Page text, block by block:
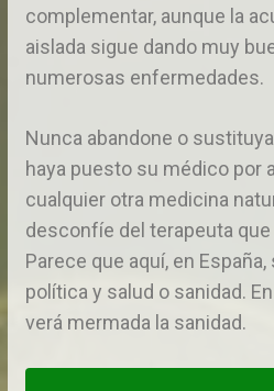
complementar, aunque la
aislada sigue dando muy
numerosas enfermedades.
Nunca abandone o
haya puesto su médico por
cualquier otra medicina
desconfíe del terapeuta
Parece que aquí, en
política y salud o sanidad.
verá mermada la sanidad.